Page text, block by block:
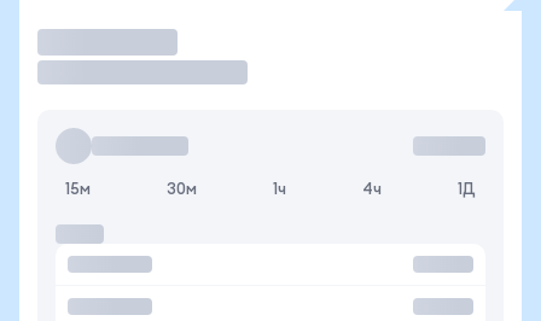
15м 30м 1ч 4ч 1Д